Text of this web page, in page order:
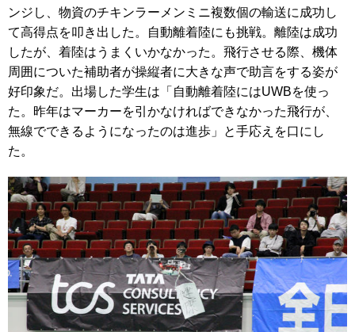
ンジし、物資のチキンラーメンミニ複数個の輸送に成功し
て高得点を叩き出した。自動離着陸にも挑戦。離陸は成功
したが、着陸はうまくいかなかった。飛行させる際、機体
周囲についた補助者が操縦者に大きな声で助言をする姿が
好印象だ。出場した学生は「自動離着陸にはUWBを使っ
た。昨年はマーカーを引かなければできなかった飛行が、
無線でできるようになったのは進歩」と手応えを口にし
た。